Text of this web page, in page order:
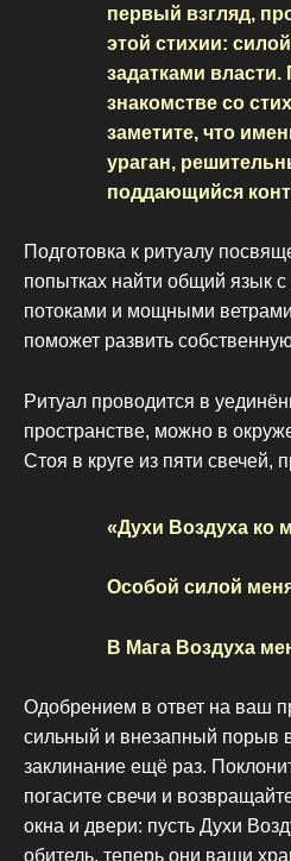
первый взгляд,
этой стихии:
задатками
знакомстве со
заметите, что
ураган,
поддающийся
Подготовка к ритуалу
попытках найти общий язык
потоками и мощными
поможет развить
Ритуал проводится в
пространстве, можно в
Стоя в круге из пяти свечей,
«Духи Воздуха ко
Особой силой
В Мага Воздуха
Одобрением в ответ на ваш
сильный и внезапный порыв
заклинание ещё раз.
погасите свечи и
окна и двери: пусть Духи
обитель, теперь они ваши